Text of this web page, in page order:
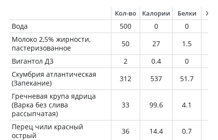
Кол-во Калории Белки
Вода 500 0 0
Молоко 2,5% жирности,
пастеризованное
50 27 1.5
Вигантол Д3
2 0.4 0
Скумбрия атлантическая
(Запекание)
312 537 51.7
Гречневая крупа ядрица
(Варка без слива
рассыпчатая)
33 99.6 4.1
Перец чили красный
острый
36 14.4 0.7